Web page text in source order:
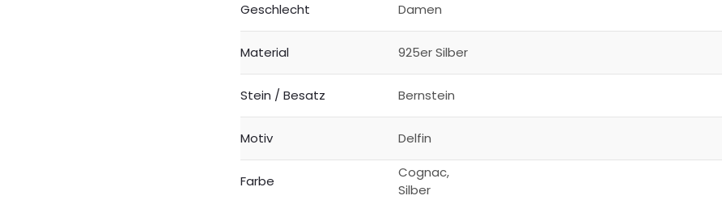
Geschlecht Damen
Material 925er Silber
Stein / Besatz Bernstein
Motiv Delfin
Farbe
Cognac,
Silber